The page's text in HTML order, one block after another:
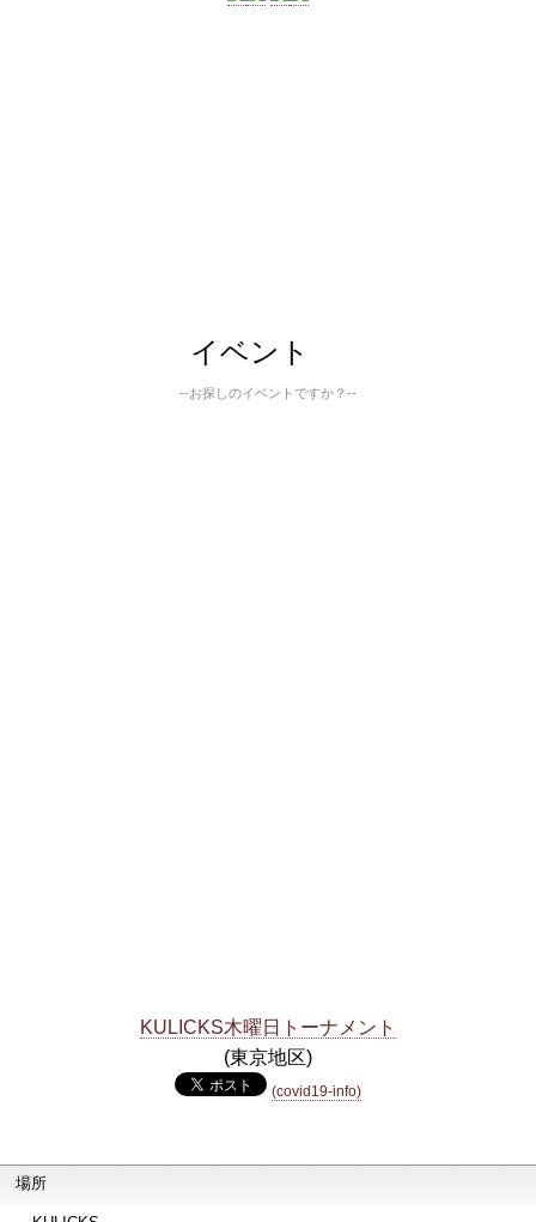
イベント
--お探しのイベントですか？--
KULICKS木曜日トーナメント
(東京地区)
(covid19-info)
場所